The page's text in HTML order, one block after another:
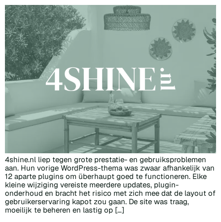
4shine.nl liep tegen grote prestatie- en gebruiksproblemen
aan. Hun vorige WordPress-thema was zwaar afhankelijk van
12 aparte plugins om überhaupt goed te functioneren. Elke
kleine wijziging vereiste meerdere updates, plugin-
onderhoud en bracht het risico met zich mee dat de layout of
gebruikerservaring kapot zou gaan. De site was traag,
moeilijk te beheren en lastig op […]